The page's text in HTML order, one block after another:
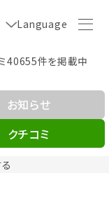
Language
40655件を掲載中
お知らせ
クチコミ